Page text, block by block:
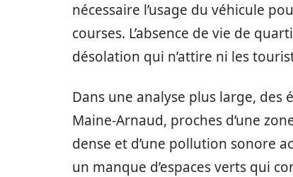
nécessaire l’usage du véhicule
courses. L’absence de vie de
désolation qui n’attire ni les
Dans une analyse plus large,
Maine-Arnaud, proches d’une
dense et d’une pollution sonore
un manque d’espaces verts qui